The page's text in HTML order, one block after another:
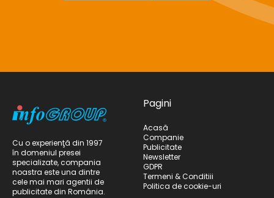
Cu o experienţă din 1997
în domeniul presei
specializate, compania
noastra este una dintre
cele mai mari agentii de
publicitate din România.
Pagini
Acasă
Companie
Publicitate
Newsletter
GDPR
Termeni & Conditiii
Politica de cookie-uri